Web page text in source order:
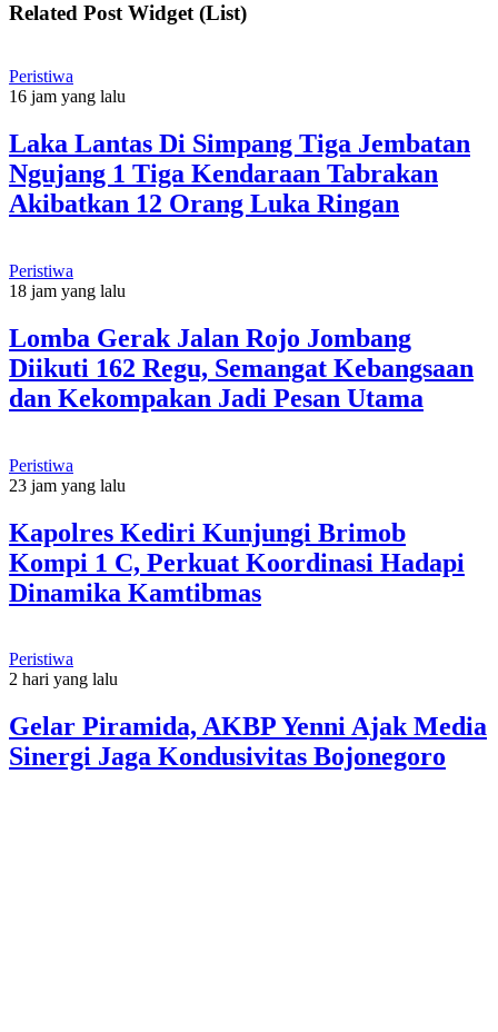
Related Post Widget (List)
Peristiwa
16 jam yang lalu
Laka Lantas Di Simpang Tiga Jembatan
Ngujang 1 Tiga Kendaraan Tabrakan
Akibatkan 12 Orang Luka Ringan
Peristiwa
18 jam yang lalu
Lomba Gerak Jalan Rojo Jombang
Diikuti 162 Regu, Semangat Kebangsaan
dan Kekompakan Jadi Pesan Utama
Peristiwa
23 jam yang lalu
Kapolres Kediri Kunjungi Brimob
Kompi 1 C, Perkuat Koordinasi Hadapi
Dinamika Kamtibmas
Peristiwa
2 hari yang lalu
Gelar Piramida, AKBP Yenni Ajak Media
Sinergi Jaga Kondusivitas Bojonegoro